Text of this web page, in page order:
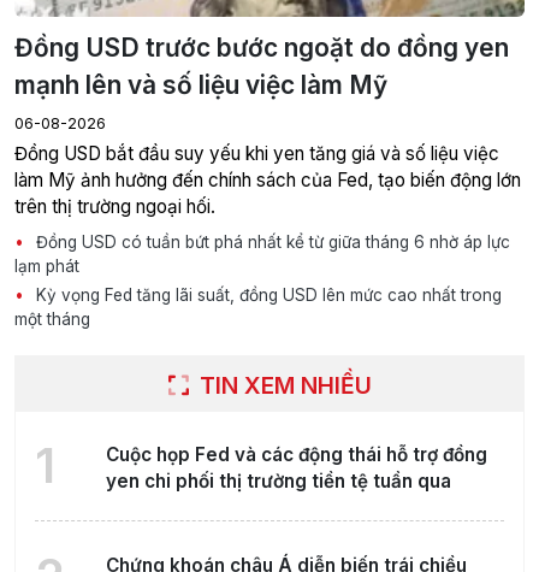
Đồng USD trước bước ngoặt do đồng yen
mạnh lên và số liệu việc làm Mỹ
06-08-2026
Đồng USD bắt đầu suy yếu khi yen tăng giá và số liệu việc
làm Mỹ ảnh hưởng đến chính sách của Fed, tạo biến động lớn
trên thị trường ngoại hối.
Đồng USD có tuần bứt phá nhất kể từ giữa tháng 6 nhờ áp lực
lạm phát
Kỳ vọng Fed tăng lãi suất, đồng USD lên mức cao nhất trong
một tháng
TIN XEM NHIỀU
1
Cuộc họp Fed và các động thái hỗ trợ đồng
yen chi phối thị trường tiền tệ tuần qua
Chứng khoán châu Á diễn biến trái chiều